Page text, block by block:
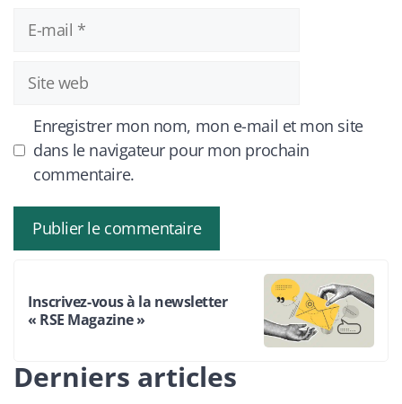
Site
Enregistrer mon nom, mon e-mail et mon site
dans le navigateur pour mon prochain
commentaire.
Inscrivez-vous à la newsletter
« RSE Magazine »
Derniers articles